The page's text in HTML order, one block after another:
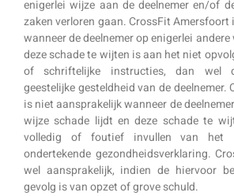
enigerlei wijze aan de deelnemer en/of
zaken verloren gaan. CrossFit
wanneer de deelnemer op enigerlei
deze schade te wijten is aan het niet
of schriftelijke instructies, dan wel
geestelijke gesteldheid van de deelnemer.
is niet aansprakelijk wanneer de
wijze schade lijdt en deze schade te
volledig of foutief invullen van het
ondertekende gezondheidsverklaring.
wel aansprakelijk, indien de hiervoor
gevolg is van opzet of grove schuld.